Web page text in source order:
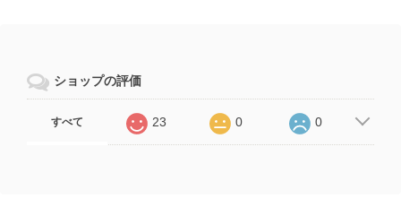
ショップの評価
すべて 23 0 0